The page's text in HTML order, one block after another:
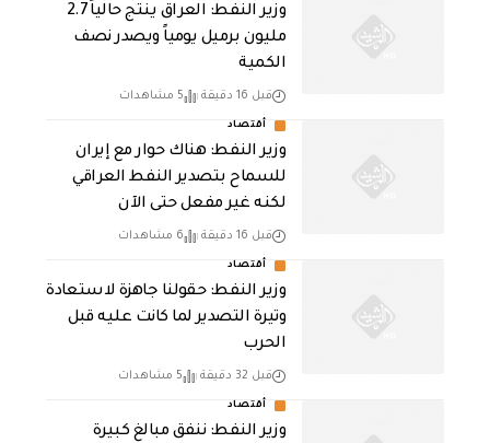
وزير النفط: العراق ينتج حالياً 2.7
مليون برميل يومياً ويصدر نصف
الكمية
قبل 16 دقيقة 5 مشاهدات
أقتصاد
وزير النفط: هناك حوار مع إيران
للسماح بتصدير النفط العراقي
لكنه غير مفعل حتى الآن
قبل 16 دقيقة 6 مشاهدات
أقتصاد
وزير النفط: حقولنا جاهزة لاستعادة
وتيرة التصدير لما كانت عليه قبل
الحرب
قبل 32 دقيقة 5 مشاهدات
أقتصاد
وزير النفط: ننفق مبالغ كبيرة